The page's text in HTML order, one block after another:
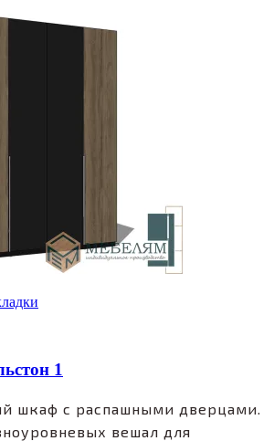
1
шкаф с распашными дверцами.
вешал для